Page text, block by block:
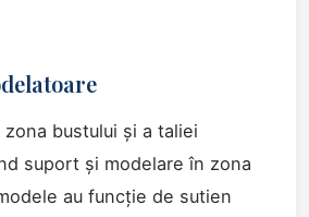
bustului și a taliei
suport și modelare în zona
au funcție de sutien